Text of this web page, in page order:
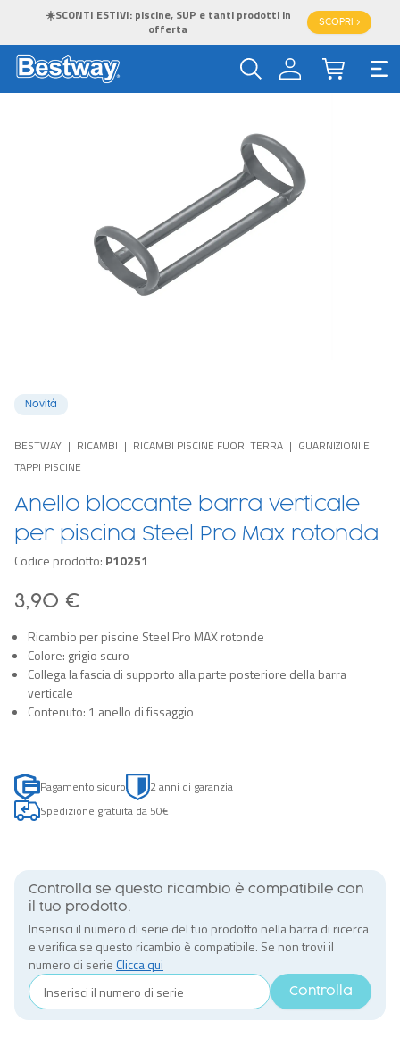
☀️SCONTI ESTIVI: piscine, SUP e tanti prodotti in
offerta
SCOPRI >
Novità
BESTWAY RICAMBI RICAMBI PISCINE FUORI TERRA
GUARNIZIONI E
TAPPI PISCINE
Anello bloccante barra verticale
per piscina Steel Pro Max rotonda
Codice prodotto: P10251
3,90 €
Ricambio per piscine Steel Pro MAX rotonde
Colore: grigio scuro
Collega la fascia di supporto alla parte posteriore della barra
verticale
Contenuto: 1 anello di fissaggio
Pagamento sicuro
2 anni di garanzia
Spedizione gratuita da 50€
Controlla se questo ricambio è compatibile con
il tuo prodotto.
Inserisci il numero di serie del tuo prodotto nella barra di ricerca
e verifica se questo ricambio è compatibile. Se non trovi il
numero di serie Clicca qui
Controlla